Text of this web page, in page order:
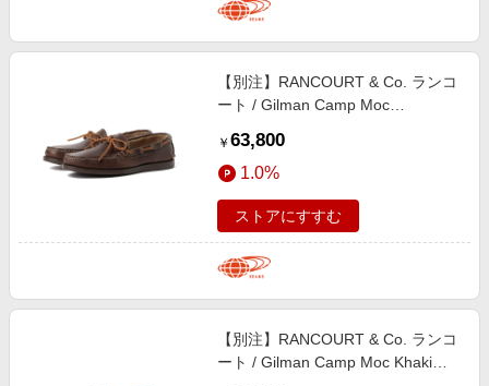
【別注】RANCOURT & Co. ランコ
ート / Gilman Camp Moc
Carolina Brown 11
￥ 63,800
1.0%
ストアにすすむ
【別注】RANCOURT & Co. ランコ
ート / Gilman Camp Moc Khaki